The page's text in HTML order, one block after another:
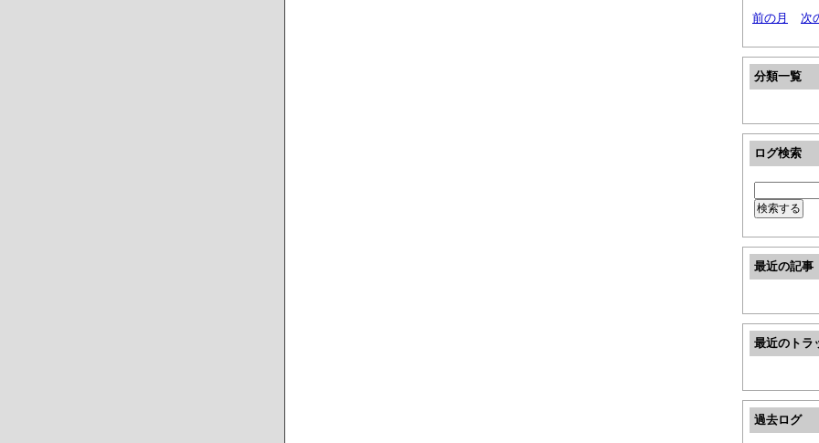
前の月
次
分類一覧
ログ検索
最近の記事
最近のトラ
過去ログ